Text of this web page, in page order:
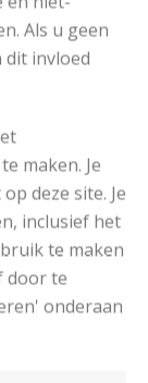
Als u geen
invloed
maken. Je
deze site. Je
inclusief het
te maken
door te
onderaan